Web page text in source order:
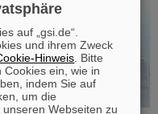
auf „gsi.de“.
und ihrem Zweck
Hinweis . Bitte
Cookies ein, wie in
indem Sie auf
um die
Webseiten zu